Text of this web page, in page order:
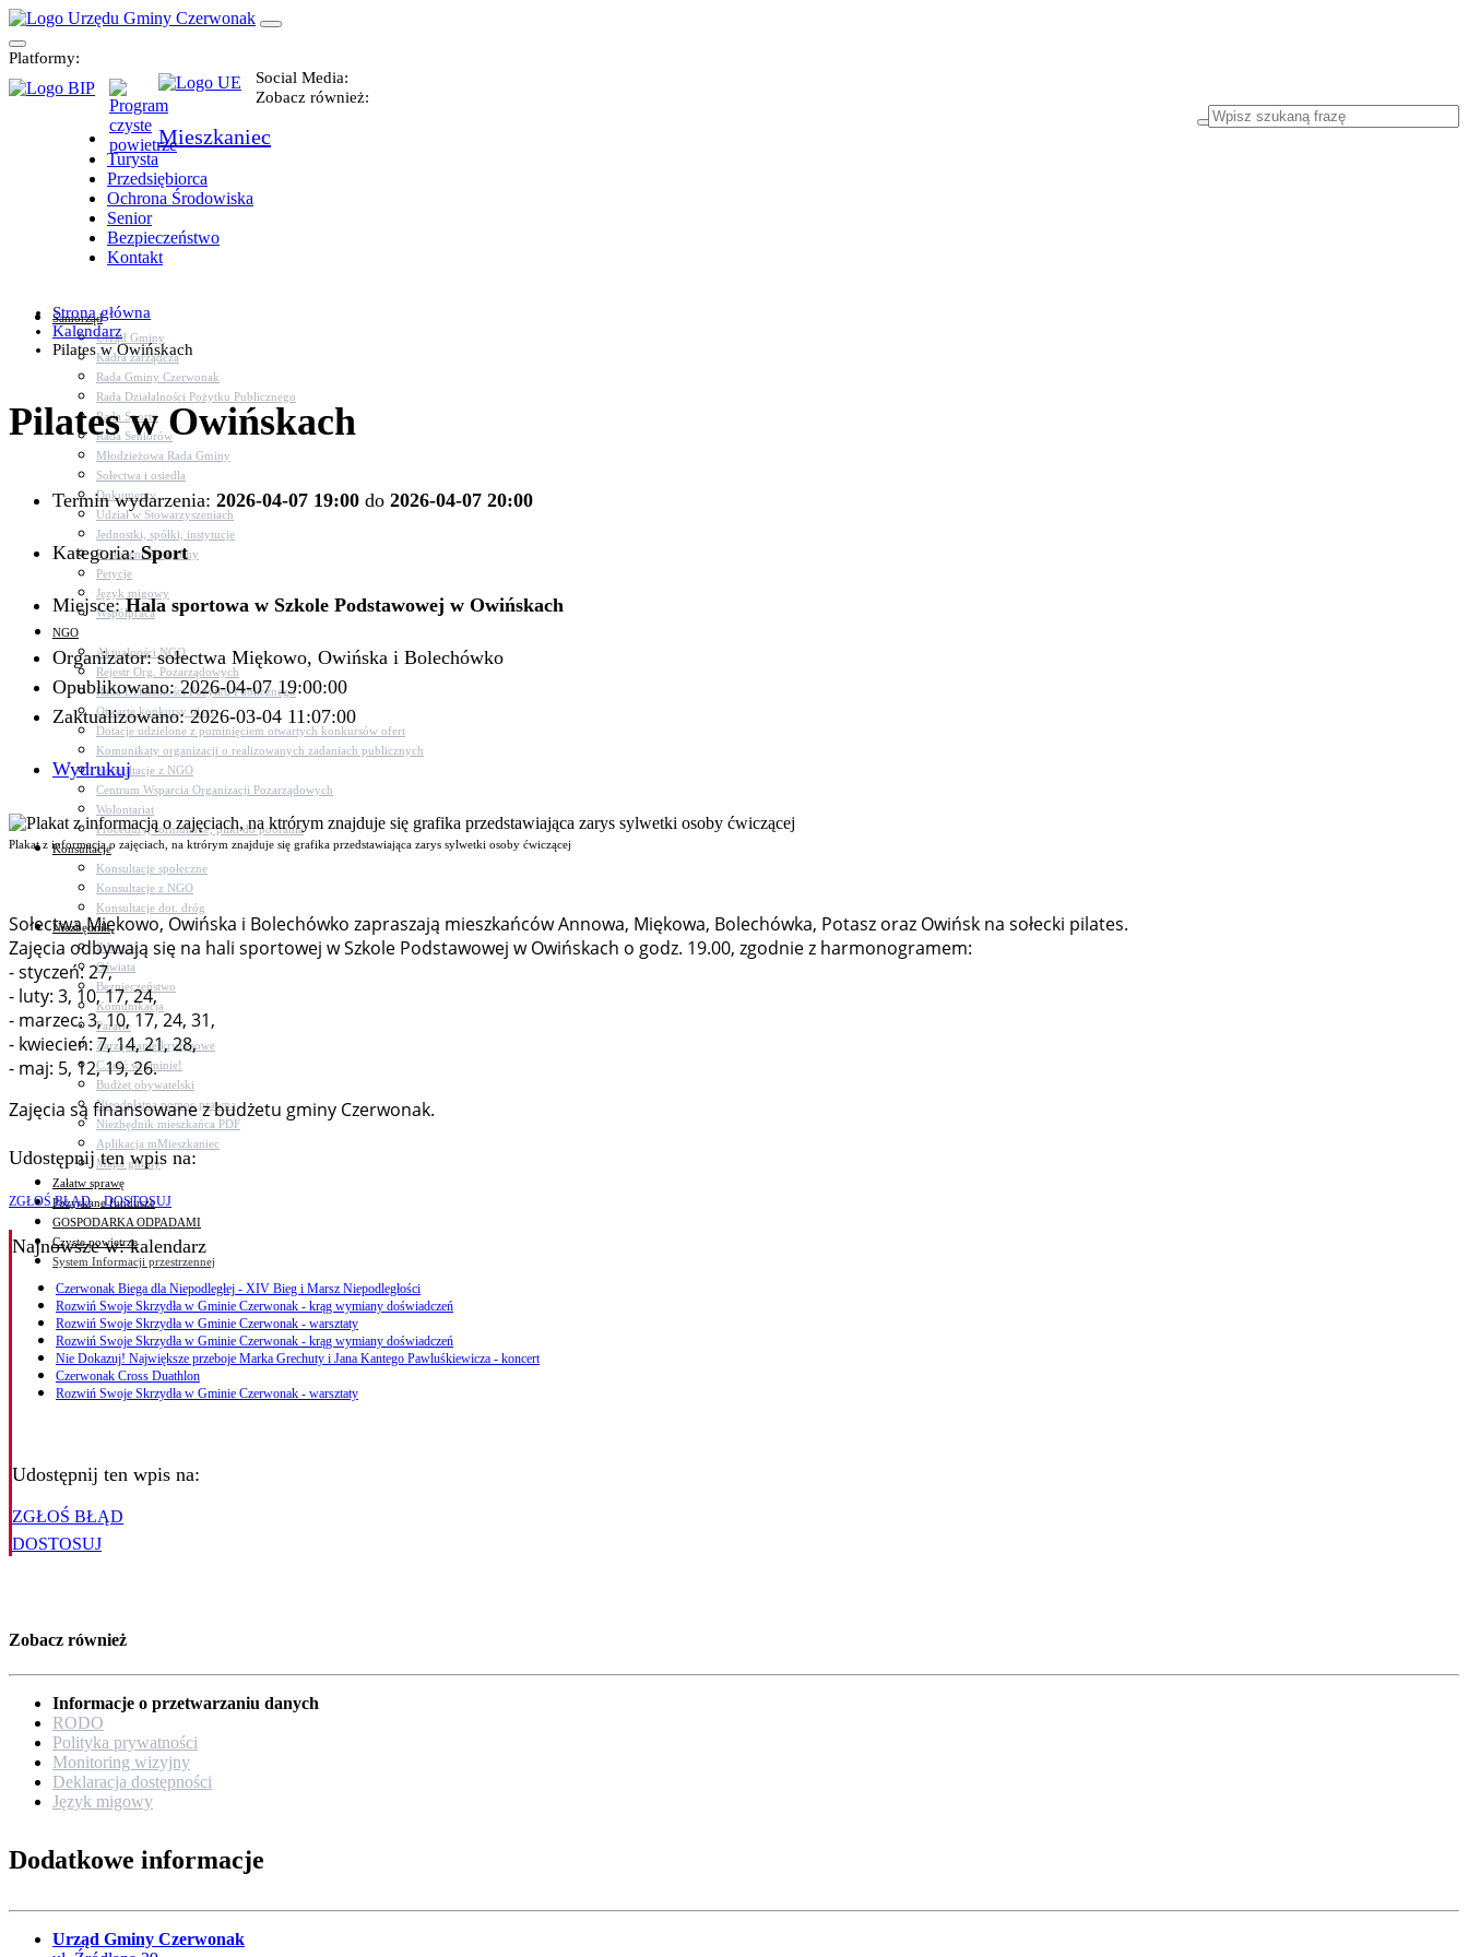
Platformy:
Social Media:
Zobacz również:
Mieszkaniec
Turysta
Przedsiębiorca
Ochrona Środowiska
Senior
Bezpieczeństwo
Kontakt
Samorząd
Urząd Gminy
Kadra zarządcza
Rada Gminy Czerwonak
Rada Działalności Pożytku Publicznego
Rada Sportu
Rada Seniorów
Młodzieżowa Rada Gminy
Sołectwa i osiedla
Dokumenty
Udział w Stowarzyszeniach
Jednostki, spółki, instytucje
Zasłużeni dla gminy
Petycje
Język migowy
Współpraca
NGO
Aktualności NGO
Rejestr Org. Pozarządowych
Rada Działalności Pożytku Publicznego
Otwarte konkursy ofert
Dotacje udzielone z pominięciem otwartych konkursów ofert
Komunikaty organizacji o realizowanych zadaniach publicznych
Konsultacje z NGO
Centrum Wsparcia Organizacji Pozarządowych
Wolontariat
Procedury, formularze, pliki do pobrania
Konsultacje
Konsultacje społeczne
Konsultacje z NGO
Konsultacje dot. dróg
Niezbędnik
Zdrowie
Oświata
Bezpieczeństwo
Komunikacja
Parafie
Zarządzanie kryzysowe
C.ześć w gminie!
Budżet obywatelski
Nieodpłatna pomoc prawna
Niezbędnik mieszkańca PDF
Aplikacja mMieszkaniec
Mapa gminy
Załatw sprawę
Pozyskane fundusze
GOSPODARKA ODPADAMI
Czyste powietrze
System Informacji przestrzennej
Strona główna
Kalendarz
Pilates w Owińskach
Pilates w Owińskach
Termin wydarzenia: 2026-04-07 19:00 do 2026-04-07 20:00
Kategoria:Sport
Miejsce:Hala sportowa w Szkole Podstawowej w Owińskach
Organizator: sołectwa Miękowo, Owińska i Bolechówko
Opublikowano: 2026-04-07 19:00:00
Zaktualizowano: 2026-03-04 11:07:00
Wydrukuj
Plakat z informacją o zajęciach, na ktrórym znajduje się grafika przedstawiająca zarys sylwetki osoby ćwiczącej
Sołectwa Miękowo, Owińska i Bolechówko zapraszają mieszkańców Annowa, Miękowa, Bolechówka, Potasz oraz Owińsk na sołecki pilates.
Zajęcia odbywają się na hali sportowej w Szkole Podstawowej w Owińskach o godz. 19.00, zgodnie z harmonogramem:
- styczeń: 27,
- luty: 3, 10, 17, 24,
- marzec: 3, 10, 17, 24, 31,
- kwiecień: 7, 14, 21, 28,
- maj: 5, 12, 19, 26.
Zajęcia są finansowane z budżetu gminy Czerwonak.
Udostępnij ten wpis na:
ZGŁOŚ BŁĄD DOSTOSUJ
Najnowszew: kalendarz
Czerwonak Biega dla Niepodległej - XIV Bieg i Marsz Niepodległości
Rozwiń Swoje Skrzydła w Gminie Czerwonak - krąg wymiany doświadczeń
Rozwiń Swoje Skrzydła w Gminie Czerwonak - warsztaty
Rozwiń Swoje Skrzydła w Gminie Czerwonak - krąg wymiany doświadczeń
Nie Dokazuj! Największe przeboje Marka Grechuty i Jana Kantego Pawluśkiewicza - koncert
Czerwonak Cross Duathlon
Rozwiń Swoje Skrzydła w Gminie Czerwonak - warsztaty
Udostępnij ten wpis na:
ZGŁOŚ BŁĄD
DOSTOSUJ
Zobacz również
Informacje o przetwarzaniu danych
RODO
Polityka prywatności
Monitoring wizyjny
Deklaracja dostępności
Język migowy
Dodatkowe informacje
Urząd Gminy Czerwonak